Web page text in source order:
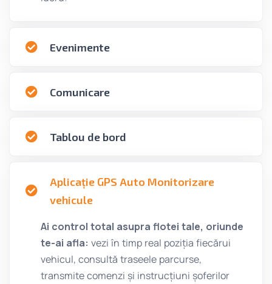
Evenimente
Comunicare
Tablou de bord
Aplicație GPS Auto Monitorizare
vehicule
Ai control total asupra flotei tale, oriunde
te-ai afla: vezi în timp real poziția fiecărui
vehicul, consultă traseele parcurse,
transmite comenzi și instrucțiuni șoferilor